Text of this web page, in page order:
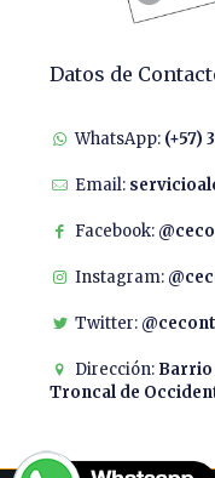
Datos de
WhatsApp:(+57)
Email:
Facebook:
Instagram:
Twitter:
Dirección: Barrio
Troncal de